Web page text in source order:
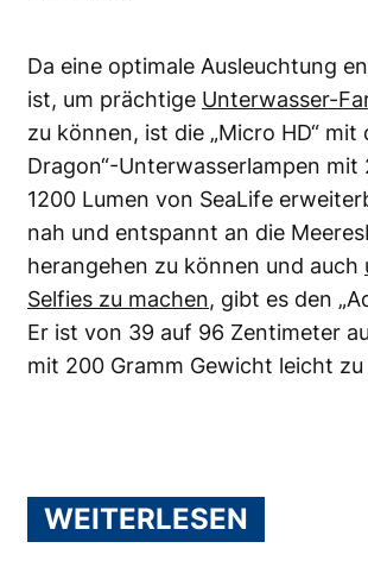
Da eine optimale Ausleuchtung
ist, um prächtige Unterwasser-
zu können, ist die „Micro HD“ mit
Dragon“-Unterwasserlampen mit
1200 Lumen von SeaLife
nah und entspannt an die
herangehen zu können und auch
Selfies zu machen, gibt es den
Er ist von 39 auf 96 Zentimeter
mit 200 Gramm Gewicht leicht zu
WEITERLESEN